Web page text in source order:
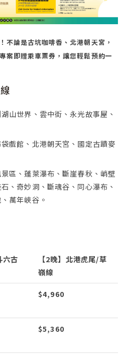
不論是古坑咖啡香、北港朝天宮，
案即贈乘車票券，讓您輕鬆預約一
山世界、雲中街、永光故事屋、
戲館、北港朝天宮、國定古蹟麥
區、蓬萊瀑布、斷崖春秋、峭壁
、奇妙洞、斷魂谷、同心瀑布、
萬年峽谷。
六古
【2晚】北港虎尾/草
嶺線
$4,960
$5,360